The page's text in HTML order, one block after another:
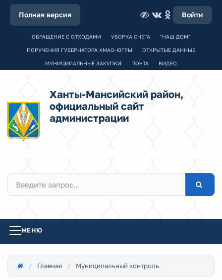
Полная версия Войти
ОБРАЩЕНИЕ С ОТХОДАМИ УБОРКА СНЕГА "НАШ ДОМ"
ПОРУЧЕНИЯ ГУБЕРНАТОРА ХМАО-ЮГРЫ ОТКРЫТЫЕ ДАННЫЕ
МУНИЦИПАЛЬНЫЕ ЗАКУПКИ ПОЧТА ВИДЕО
Ханты-Мансийский район,
официальный сайт
администрации
МЕНЮ
Главная Муниципальный контроль